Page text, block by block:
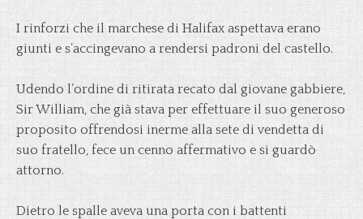
I rinforzi che il marchese di Halifax aspettava erano
giunti e s’accingevano a rendersi padroni del castello.
Udendo l’ordine di ritirata recato dal giovane gabbiere,
Sir William, che già stava per effettuare il suo generoso
proposito offrendosi inerme alla sete di vendetta di
suo fratello, fece un cenno affermativo e si guardò
attorno.
Dietro le spalle aveva una porta con i battenti